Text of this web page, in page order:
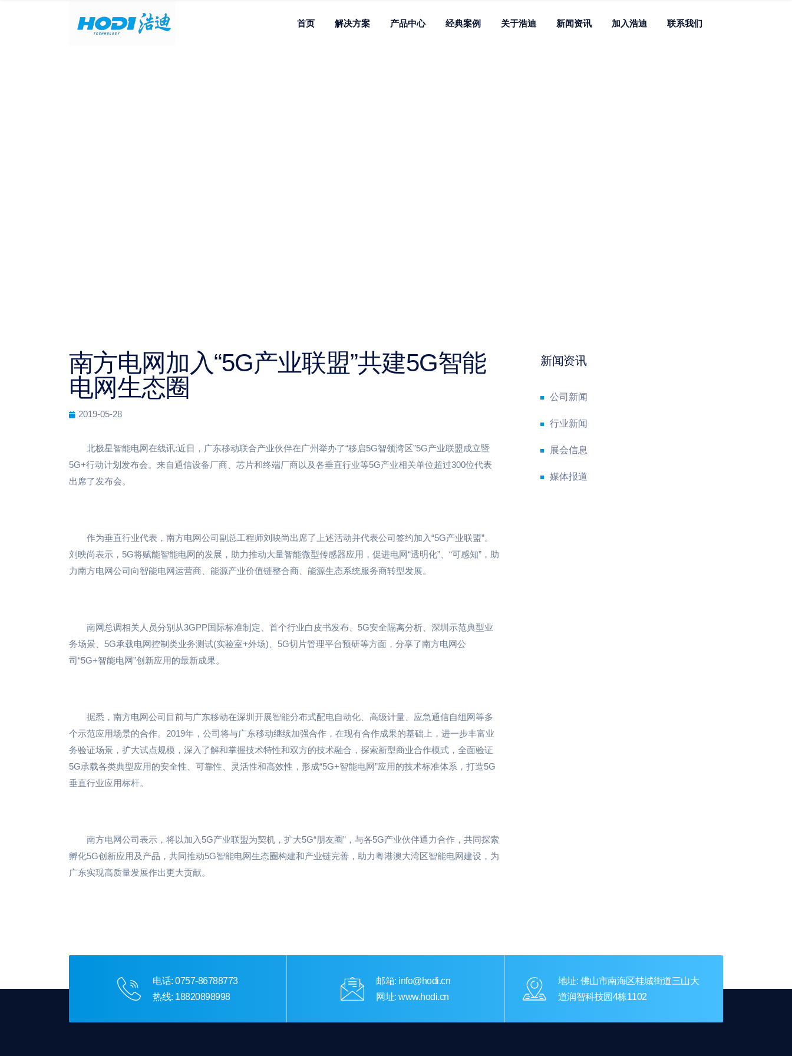
首页 解决方案 产品中心 经典案例 关于浩迪 新闻资讯 加入浩迪 联系我们
南方电网加入“5G产业联盟”共建5G智能
电网生态圈
2019-05-28
北极星智能电网在线讯:近日，广东移动联合产业伙伴在广州举办了“移启5G智领湾区”5G产业联盟成立暨
5G+行动计划发布会。来自通信设备厂商、芯片和终端厂商以及各垂直行业等5G产业相关单位超过300位代表
出席了发布会。
作为垂直行业代表，南方电网公司副总工程师刘映尚出席了上述活动并代表公司签约加入“5G产业联盟”。
刘映尚表示，5G将赋能智能电网的发展，助力推动大量智能微型传感器应用，促进电网“透明化”、“可感知”，助
力南方电网公司向智能电网运营商、能源产业价值链整合商、能源生态系统服务商转型发展。
南网总调相关人员分别从3GPP国际标准制定、首个行业白皮书发布、5G安全隔离分析、深圳示范典型业
务场景、5G承载电网控制类业务测试(实验室+外场)、5G切片管理平台预研等方面，分享了南方电网公
司“5G+智能电网”创新应用的最新成果。
据悉，南方电网公司目前与广东移动在深圳开展智能分布式配电自动化、高级计量、应急通信自组网等多
个示范应用场景的合作。2019年，公司将与广东移动继续加强合作，在现有合作成果的基础上，进一步丰富业
务验证场景，扩大试点规模，深入了解和掌握技术特性和双方的技术融合，探索新型商业合作模式，全面验证
5G承载各类典型应用的安全性、可靠性、灵活性和高效性，形成“5G+智能电网”应用的技术标准体系，打造5G
垂直行业应用标杆。
南方电网公司表示，将以加入5G产业联盟为契机，扩大5G“朋友圈”，与各5G产业伙伴通力合作，共同探索
孵化5G创新应用及产品，共同推动5G智能电网生态圈构建和产业链完善，助力粤港澳大湾区智能电网建设，为
广东实现高质量发展作出更大贡献。
新闻资讯
公司新闻
行业新闻
展会信息
媒体报道
电话: 0757-86788773
热线: 18820898998
邮箱: info@hodi.cn
网址: www.hodi.cn
地址: 佛山市南海区桂城街道三山大
道润智科技园4栋1102